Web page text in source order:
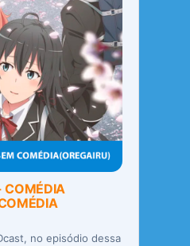
no episódio dessa